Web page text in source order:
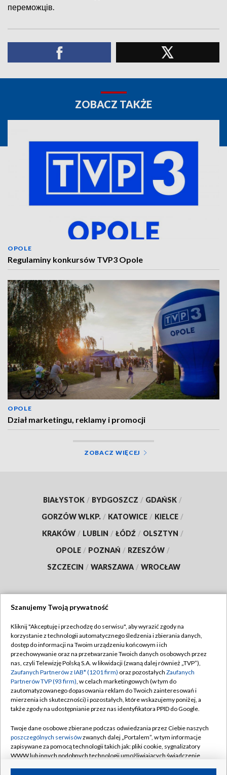
переможців.
ZOBACZ TAKŻE
OPOLE
Regulaminy konkursów TVP3 Opole
OPOLE
Dział marketingu, reklamy i promocji
ZOBACZ WIĘCEJ
BIAŁYSTOK / BYDGOSZCZ / GDAŃSK /
GORZÓW WLKP. / KATOWICE / KIELCE /
KRAKÓW / LUBLIN / ŁÓDŹ / OLSZTYN /
OPOLE / POZNAŃ / RZESZÓW /
SZCZECIN / WARSZAWA / WROCŁAW
TVP
Abonament TVP
Emisja w TVP
Centrum informacji TVP
Naziemna Telewizja Cyfrowa
Rada Programowa
System NOS
Informacje o nadawcy
Regulamin TVP
Polityka prywatności
Moje zgody
Pomoc
Kontakt
Kanały
Szanujemy Twoją prywatność
Kliknij "Akceptuję i przechodzę do serwisu", aby wyrazić zgody na
korzystanie z technologii automatycznego śledzenia i zbierania danych,
dostęp do informacji na Twoim urządzeniu końcowym i ich
przechowywanie oraz na przetwarzanie Twoich danych osobowych przez
nas, czyli Telewizję Polską S.A. w likwidacji (zwaną dalej również „TVP”),
Zaufanych Partnerów z IAB* (1201 firm) oraz pozostałych Zaufanych
Partnerów TVP (93 firm), w celach marketingowych (w tym do
zautomatyzowanego dopasowania reklam do Twoich zainteresowań i
mierzenia ich skuteczności) i pozostałych, które wskazujemy poniżej, a
także zgody na udostępnianie przez nas identyfikatora PPID do Google.
Twoje dane osobowe zbierane podczas odwiedzania przez Ciebie naszych
poszczególnych serwisówzwanych dalej „Portalem”, w tym informacje
zapisywane za pomocą technologii takich jak: pliki cookie, sygnalizatory
WWW lub innych podobnych technologii umożliwiających świadczenie